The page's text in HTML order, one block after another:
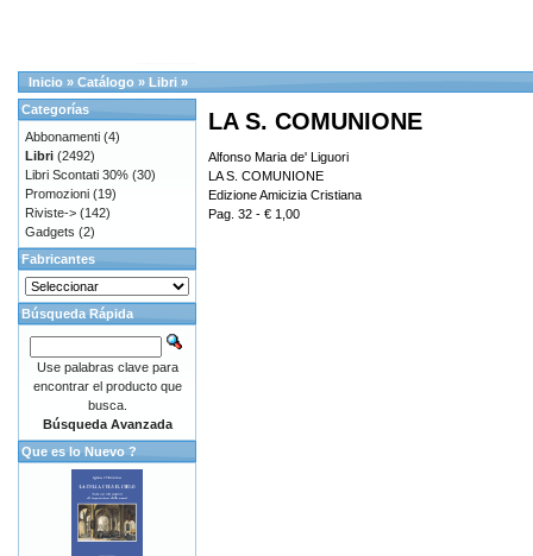
Inicio » Catálogo » Libri »
LA S. COMUNIONE
Alfonso Maria de' Liguori
LA S. COMUNIONE
Edizione Amicizia Cristiana
Pag. 32 - € 1,00
Categorías
Abbonamenti (4)
Libri (2492)
Libri Scontati 30% (30)
Promozioni (19)
Riviste-> (142)
Gadgets (2)
Fabricantes
Búsqueda Rápida
Use palabras clave para
encontrar el producto que
busca.
Búsqueda Avanzada
Que es lo Nuevo ?